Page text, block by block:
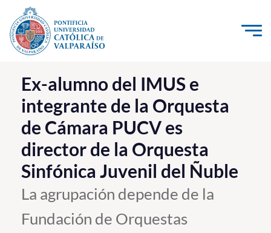
Click acá para ir directamente al contenido
La Universidad
Investigación, Creación e Innovación
PUCV Internacional
Vinculación con el Medio
Admisión
Pregrado
Ex-alumno del IMUS e
integrante de la Orquesta
de Cámara PUCV es
director de la Orquesta
Sinfónica Juvenil del Ñuble
La agrupación depende de la
Fundación de Orquestas